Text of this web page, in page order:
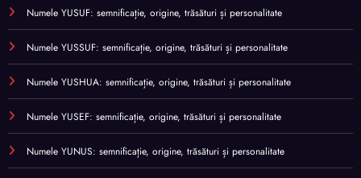
Numele YUSUF: semnificație, origine, trăsături și personalitate
Numele YUSSUF: semnificație, origine, trăsături și personalitate
Numele YUSHUA: semnificație, origine, trăsături și personalitate
Numele YUSEF: semnificație, origine, trăsături și personalitate
Numele YUNUS: semnificație, origine, trăsături și personalitate